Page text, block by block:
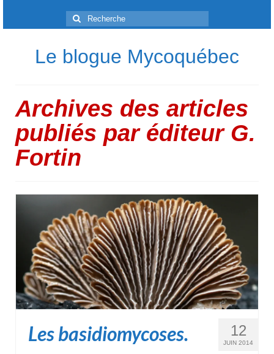
Rechercher
:
Le blogue Mycoquébec
Archives des articles
publiés par éditeur G.
Fortin
12
JUIN 2014
Les basidiomycoses.